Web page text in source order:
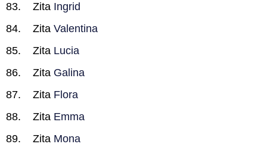
Zita Ingrid
Zita Valentina
Zita Lucia
Zita Galina
Zita Flora
Zita Emma
Zita Mona